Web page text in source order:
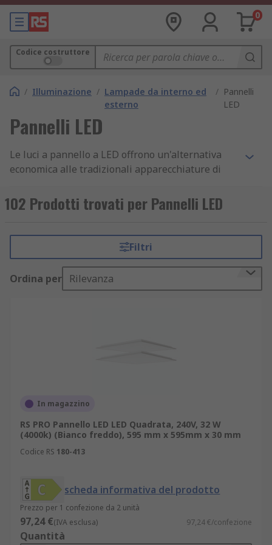
0
Codice costruttore
/ Illuminazione / Lampade da interno ed
esterno
/ Pannelli
LED
Pannelli LED
Le luci a pannello a LED offrono un'alternativa
economica alle tradizionali apparecchiature di
Perché usare i pannelli led
I pannelli LED forniscono un'illuminazione
che si distribuisce in modo uniforme e
brillante, nonché un notevole risparmio
energetico e una manutenzione ridotta
Le luci a LED hanno una lunga durata e non
devono essere riscaldate: appena accese,
offrono illuminazione immediata.
Le luci a LED da pannello sono disponibili
ideali quando non è possibile utilizzare le
luci.
Caratteristiche del pannello led
rettangolare
102 Prodotti trovati per Pannelli LED
Filtri
Ordina per Rilevanza
In magazzino
RS PRO Pannello LED LED Quadrata, 240V, 32 W
(4000k) (Bianco freddo), 595 mm x 595mm x 30 mm
Codice RS 180-413
scheda informativa del prodotto
Prezzo per 1 confezione da 2 unità
97,24 €(IVA esclusa) 97,24 €/confezione
Quantità